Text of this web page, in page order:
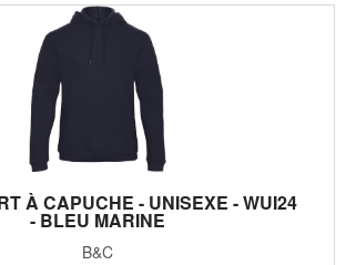
À CAPUCHE - UNISEXE - WUI24
- BLEU MARINE
B&C